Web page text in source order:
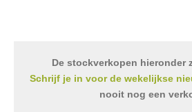
De stockverkopen hieronder
Schrijf je in voor de wekelijkse
nooit nog een